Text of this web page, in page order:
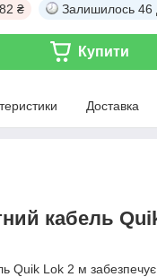
₴ Залишилось 46
Купити
Доставка
кабель
Quik Lok 2 м забезпечує